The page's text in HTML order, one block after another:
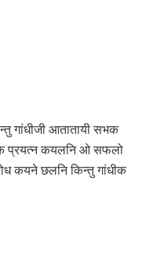
गांधीजी आतातायी सभक
प्रयत्न कयलनि ओ सफलो
कयने छलनि किन्तु गांधीक